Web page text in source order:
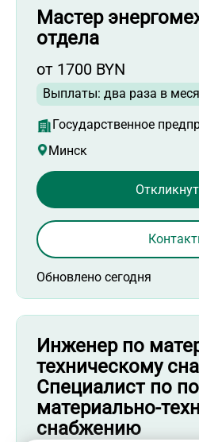
Мастер
отдела
от 1700 BYN
Выплаты: два раза в
Государственное
Минск
Обновлено сегодня
Инженер по
техническому
Специалист по по
материально-
снабжению